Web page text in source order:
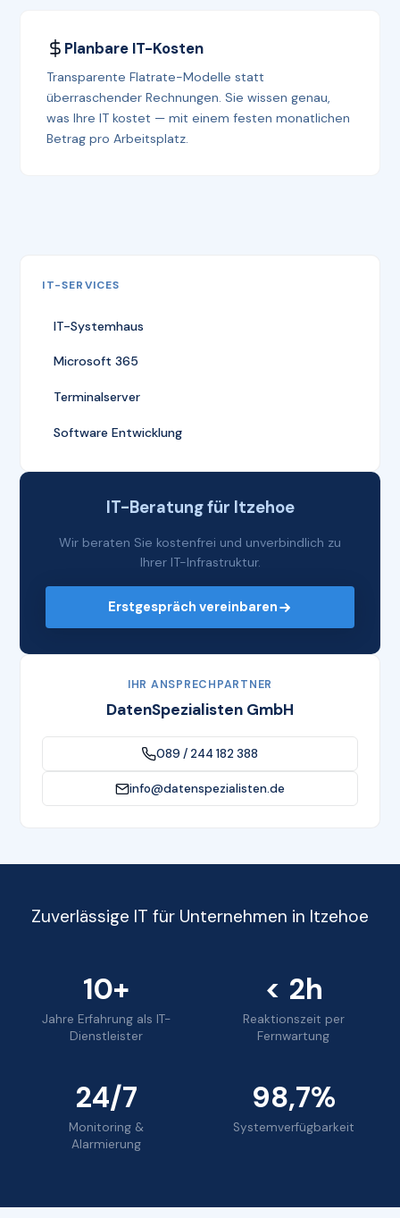
Planbare IT-Kosten
Transparente Flatrate-Modelle statt
überraschender Rechnungen. Sie wissen genau,
was Ihre IT kostet — mit einem festen monatlichen
Betrag pro Arbeitsplatz.
IT-SERVICES
IT-Systemhaus
Microsoft 365
Terminalserver
Software Entwicklung
IT-Beratung für Itzehoe
Wir beraten Sie kostenfrei und unverbindlich zu
Ihrer IT-Infrastruktur.
Erstgespräch vereinbaren
IHR ANSPRECHPARTNER
DatenSpezialisten GmbH
089 / 244 182 388
info@datenspezialisten.de
Zuverlässige IT für Unternehmen in Itzehoe
10+
Jahre Erfahrung als IT-
Dienstleister
< 2h
Reaktionszeit per
Fernwartung
24/7
Monitoring &
Alarmierung
98,7%
Systemverfügbarkeit